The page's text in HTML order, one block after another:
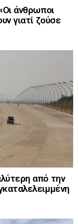
άνθρωποι
γιατί ζούσε
από την